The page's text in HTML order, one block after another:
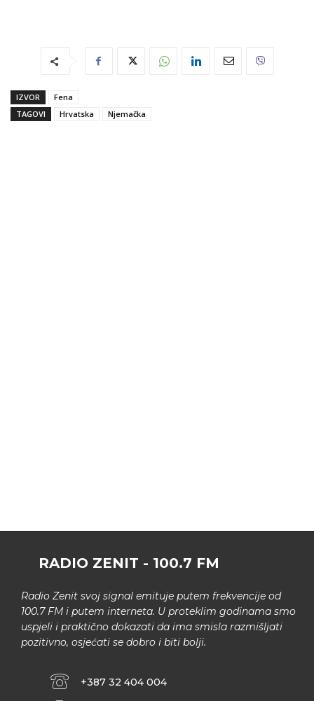
IZVOR
Fena
TAGOVI
Hrvatska Njemačka
RADIO ZENIT - 100.7 FM
Radio Zenit svoj signal emituje putem frekvencije od
100.7 FM i putem interneta. U proteklim godinama smo
uspjeli i praktično dokazati da ima smisla razmišljati
pozitivno, osjećati se dobro i biti bolji.
+387 32 404 004